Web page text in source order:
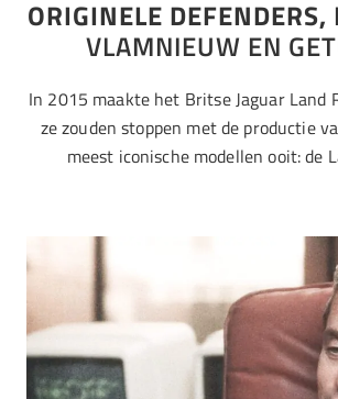
ORIGINELE DEFENDERS,
VLAMNIEUW EN
In 2015 maakte het Britse Jaguar Land
ze zouden stoppen met de productie
meest iconische modellen ooit: de